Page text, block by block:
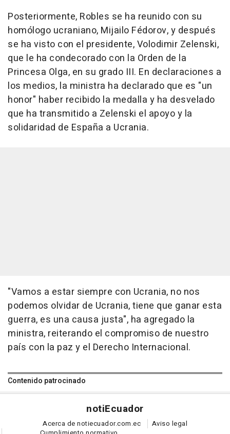
Posteriormente, Robles se ha reunido con su
homólogo ucraniano, Mijailo Fédorov, y después
se ha visto con el presidente, Volodimir Zelenski,
que le ha condecorado con la Orden de la
Princesa Olga, en su grado III. En declaraciones a
los medios, la ministra ha declarado que es "un
honor" haber recibido la medalla y ha desvelado
que ha transmitido a Zelenski el apoyo y la
solidaridad de España a Ucrania.
"Vamos a estar siempre con Ucrania, no nos
podemos olvidar de Ucrania, tiene que ganar esta
guerra, es una causa justa", ha agregado la
ministra, reiterando el compromiso de nuestro
país con la paz y el Derecho Internacional.
Contenido patrocinado
notiEcuador
Acerca de notiecuador.com.ec
Aviso legal